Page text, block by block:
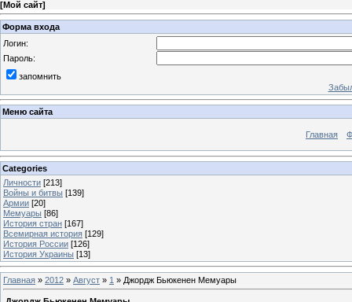
[Мой сайт]
Форма входа
Логин:
Пароль:
запомнить
Меню сайта
Главная
Categories
Личности [213]
Войны и битвы [139]
Армии [20]
Мемуары [86]
История стран [167]
Всемирная история [129]
История России [126]
История Украины [13]
Главная » 2012 » Август » 1 » Джордж Бьюкенен Мемуары